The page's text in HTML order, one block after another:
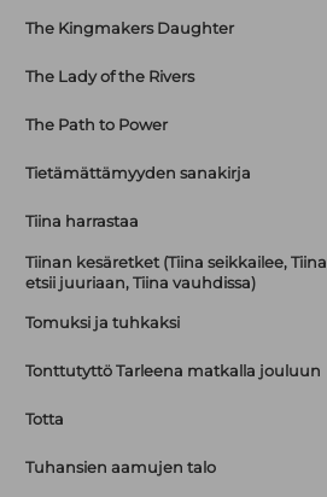
The Kingmakers Daughter
The Lady of the Rivers
The Path to Power
Tietämättämyyden sanakirja
Tiina harrastaa
Tiinan kesäretket (Tiina seikkailee, Tiina
etsii juuriaan, Tiina vauhdissa)
Tomuksi ja tuhkaksi
Tonttutyttö Tarleena matkalla jouluun
Totta
Tuhansien aamujen talo